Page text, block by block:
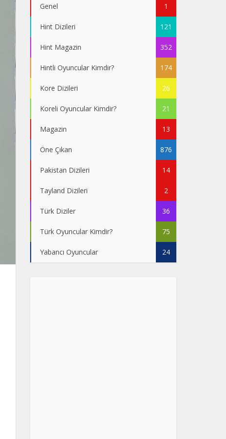
Genel 1
Hint Dizileri 121
Hint Magazin 352
Hintli Oyuncular Kimdir? 174
Kore Dizileri 26
Koreli Oyuncular Kimdir? 21
Magazin 13
Öne Çıkan 876
Pakistan Dizileri 14
Tayland Dizileri 2
Türk Diziler 36
Türk Oyuncular Kimdir? 75
Yabancı Oyuncular 24